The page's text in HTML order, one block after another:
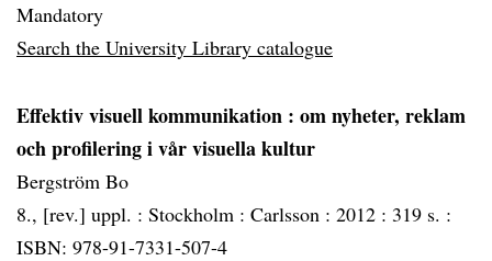
Mandatory
Search the University Library catalogue
Effektiv visuell kommunikation : om nyheter, reklam
och profilering i vår visuella kultur
Bergström Bo
8., [rev.] uppl. : Stockholm : Carlsson : 2012 : 319 s. :
ISBN: 978-91-7331-507-4